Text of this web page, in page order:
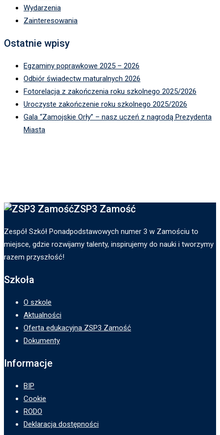
Wydarzenia
Zainteresowania
Ostatnie wpisy
Egzaminy poprawkowe 2025 – 2026
Odbiór świadectw maturalnych 2026
Fotorelacja z zakończenia roku szkolnego 2025/2026
Uroczyste zakończenie roku szkolnego 2025/2026
Gala “Zamojskie Orły” – nasz uczeń z nagrodą Prezydenta
Miasta
ZSP3 Zamość
Zespół Szkół Ponadpodstawowych numer 3 w Zamościu to
miejsce, gdzie rozwijamy talenty, inspirujemy do nauki i tworzymy
razem przyszłość!
Szkoła
O szkole
Aktualności
Oferta edukacyjna ZSP3 Zamość
Dokumenty
Informacje
BIP
Cookie
RODO
Deklaracja dostępności